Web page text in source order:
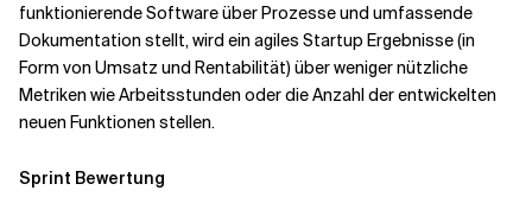
funktionierende Software über Prozesse und umfassende
Dokumentation stellt, wird ein agiles Startup Ergebnisse (in
Form von Umsatz und Rentabilität) über weniger nützliche
Metriken wie Arbeitsstunden oder die Anzahl der entwickelten
neuen Funktionen stellen.
Sprint Bewertung